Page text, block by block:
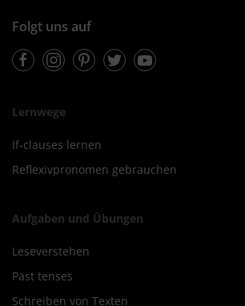
Folgt uns auf
FacebookInstagramPinterestTwitterYoutube
Lernwege
If-clauses lernen
Reflexivpronomen gebrauchen
Aufgaben und Übungen
Leseverstehen
Past tenses
Schreiben von Texten